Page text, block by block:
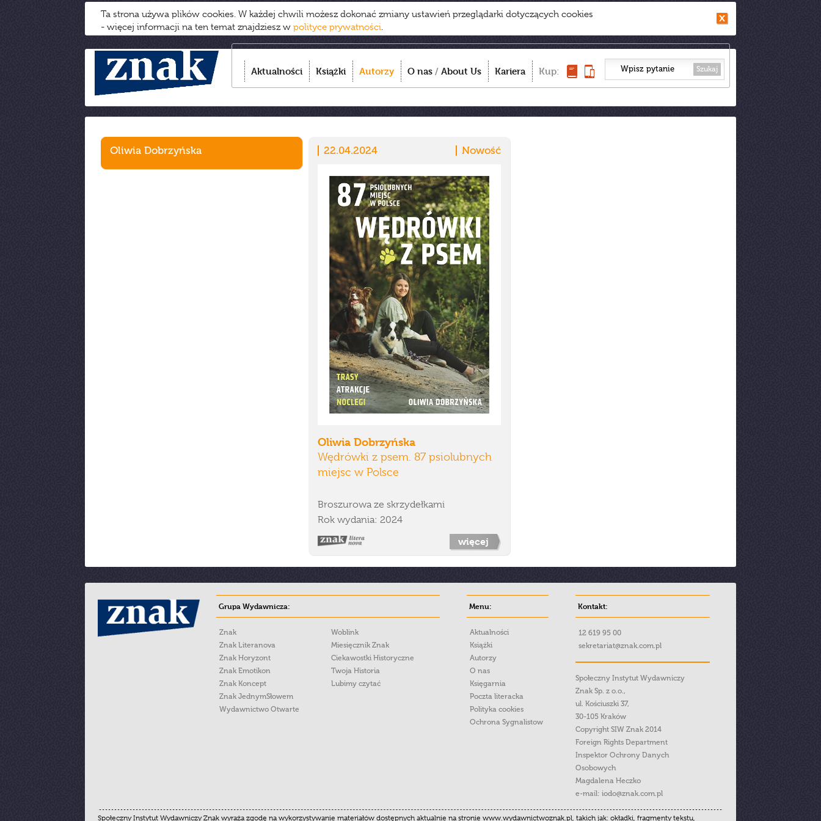
Ta strona używa plików cookies. W każdej chwili możesz dokonać zmiany ustawień przeglądarki dotyczących cookies
- więcej informacji na ten temat znajdziesz w polityce prywatności.
Aktualności Książki Autorzy O nas / About Us Kariera Kup: Szukaj
Oliwia Dobrzyńska 22.04.2024 Nowość
Oliwia Dobrzyńska
Wędrówki z psem. 87 psiolubnych
miejsc w Polsce
Broszurowa ze skrzydełkami
Rok wydania: 2024
więcej
Grupa Wydawnicza:
Znak
Znak Literanova
Znak Horyzont
Znak Emotikon
Znak Koncept
Znak JednymSłowem
Wydawnictwo Otwarte
Woblink
Miesięcznik Znak
Ciekawostki Historyczne
Twoja Historia
Lubimy czytać
Menu:
Aktualności
Książki
Autorzy
O nas
Księgarnia
Poczta literacka
Polityka cookies
Ochrona Sygnalistow
Kontakt:
12 619 95 00
sekretariat@znak.com.pl
Społeczny Instytut Wydawniczy
Znak Sp. z o.o.,
ul. Kościuszki 37,
30-105 Kraków
Copyright SIW Znak 2014
Foreign Rights Department
Inspektor Ochrony Danych
Osobowych
Magdalena Heczko
e-mail: iodo@znak.com.pl
Społeczny Instytut Wydawniczy Znak wyraża zgodę na wykorzystywanie materiałów dostępnych aktualnie na stronie www.wydawnictwoznak.pl, takich jak: okładki, fragmenty tekstu,